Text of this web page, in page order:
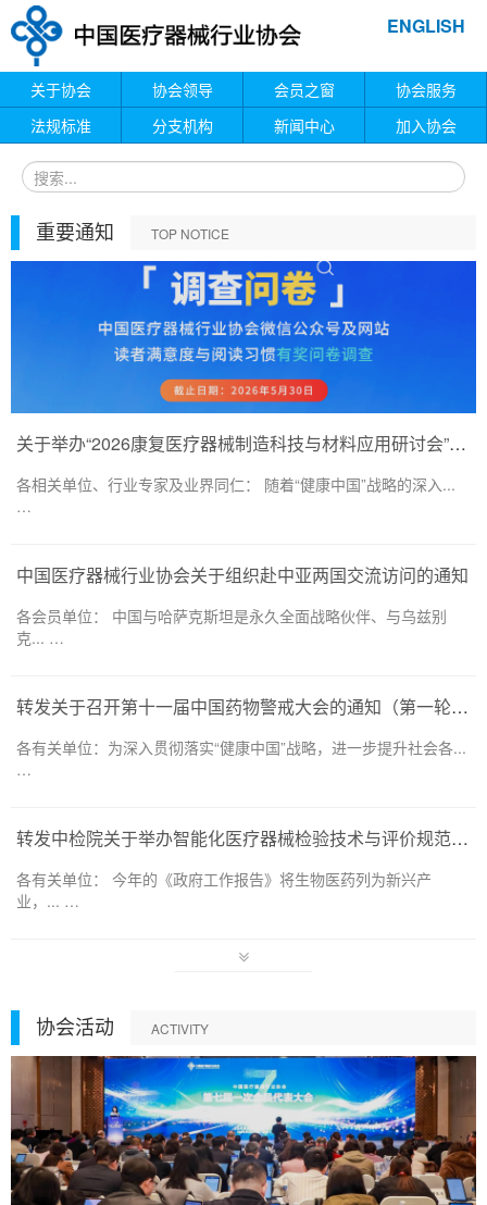
ENGLISH
关于协会 协会领导 会员之窗
协会服务
法规标准
分支机构 新闻中心 加入协会
重要通知 TOP NOTICE
关于举办“2026康复医疗器械制造科技与材料应用研讨会”的通知
各相关单位、行业专家及业界同仁： 随着“健康中国”战略的深入...
…
中国医疗器械行业协会关于组织赴中亚两国交流访问的通知
各会员单位： 中国与哈萨克斯坦是永久全面战略伙伴、与乌兹别
克... …
转发关于召开第十一届中国药物警戒大会的通知（第一轮）——药品和医疗器械领域
各有关单位：为深入贯彻落实“健康中国”战略，进一步提升社会各...
…
转发中检院关于举办智能化医疗器械检验技术与评价规范培训班的通知
各有关单位： 今年的《政府工作报告》将生物医药列为新兴产
业，... …
协会活动 ACTIVITY